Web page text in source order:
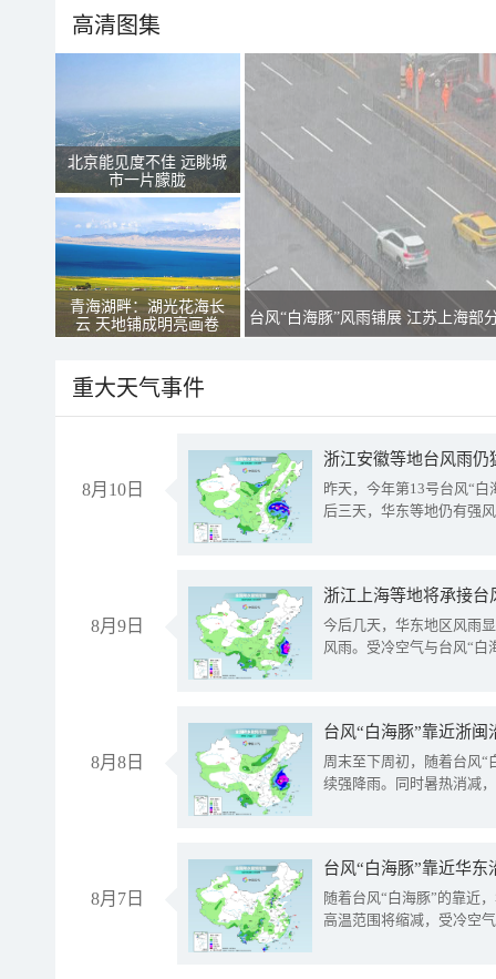
高清图集
北京能见度不佳 远眺城
市一片朦胧
青海湖畔：湖光花海长
云 天地铺成明亮画卷
台风“白海豚”风雨铺展 江苏上海部
重大天气事件
8月10日
浙江安徽等地台风雨
昨天，今年第13号台风“
后三天，华东等地仍有强
8月9日
浙江上海等地将承接台
今后几天，华东地区风雨
风雨。受冷空气与台风“白
8月8日
台风“白海豚”靠近浙
周末至下周初，随着台风“
续强降雨。同时暑热消减
8月7日
台风“白海豚”靠近华
随着台风“白海豚”的靠近
高温范围将缩减，受冷空